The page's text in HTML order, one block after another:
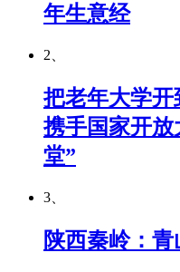
年生意经
2、
把老年大学开
携手国家开
堂”
3、
陕西秦岭：